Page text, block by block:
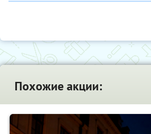
Похожие акции: